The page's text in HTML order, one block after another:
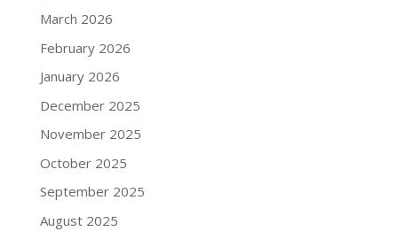
March 2026
February 2026
January 2026
December 2025
November 2025
October 2025
September 2025
August 2025